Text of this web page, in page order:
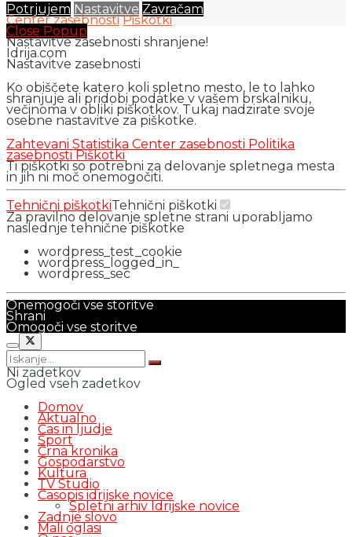
Potrjujem Nastavitve Zavračam
Center zasebnosti Piškotki
Close Popup
Nastavitve zasebnosti shranjene!
Idrija.com
Nastavitve zasebnosti
Ko obiščete katero koli spletno mesto, le to lahko
shranjuje ali pridobi podatke v vašem brskalniku,
večinoma v obliki piškotkov. Tukaj nadzirate svoje
osebne nastavitve za piškotke.
Zahtevani Statistika Center zasebnosti Politika
zasebnostiPiškotki
Ti piškotki so potrebni za delovanje spletnega mesta
in jih ni moč onemogočiti.
Tehnični piškotkiTehnični piškotki
Za pravilno delovanje spletne strani uporabljamo
naslednje tehnične piškotke
wordpress_test_cookie
wordpress_logged_in_
wordpress_sec
Onemogoči vse storitve
Shrani
Omogoči vse storitve
Ni zadetkov
Ogled vseh zadetkov
Domov
Aktualno
Čas in ljudje
Šport
Črna kronika
Gospodarstvo
Kultura
TV Studio
Časopis idrijske novice
Spletni arhiv Idrijske novice
Zadnje slovo
Mali oglasi